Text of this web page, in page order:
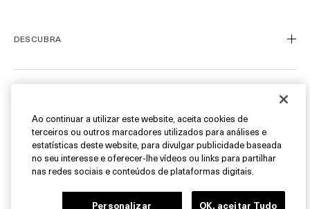
DESCUBRA
Miracle Broth™
Blue Heart
Ofertas
Meu Perfil
Fale Conosco
Personal Shopper
Cancelamentos & Devoluções
SIGA-NOS
Ao continuar a utilizar este website, aceita cookies de
terceiros ou outros marcadores utilizados para análises e
estatísticas deste website, para divulgar publicidade baseada
no seu interesse e oferecer-lhe vídeos ou links para partilhar
nas redes sociais e conteúdos de plataformas digitais.
Personalizar OK, aceitar Tudo